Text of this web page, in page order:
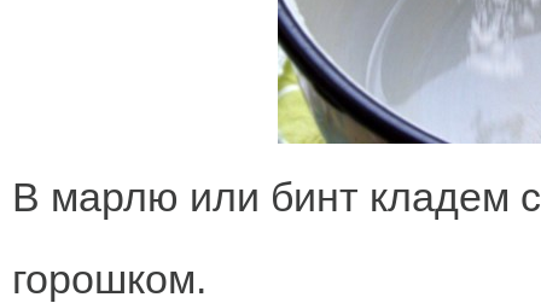
В марлю или бинт кладем
горошком.